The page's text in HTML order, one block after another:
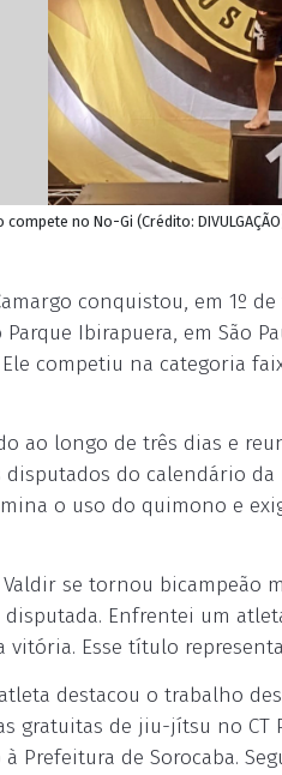
no No-Gi (Crédito:
conquistou, em 1º
Ibirapuera, em São
Ele competiu na categoria
ao longo de três dias e
do calendário
o uso do quimono e
se tornou bicampeão
disputada. Enfrentei um
vitória. Esse título
destacou o trabalho
gratuitas de jiu-jítsu no CT
à Prefeitura de Sorocaba.